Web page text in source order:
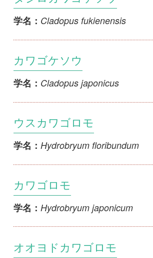
学名：Cladopus japonicus
ウスカワゴロモ
学名：Hydrobryum floribundum
Hydrobryum japonicum
オオヨドカワゴロモ
学名：Hydrobryum koribanum
ヤクシマカワゴロモ